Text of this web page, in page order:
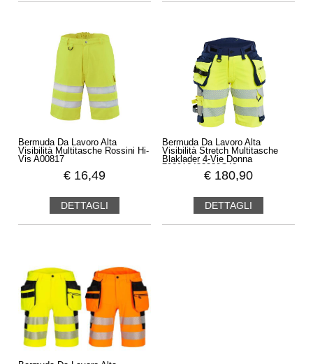
Bermuda Da Lavoro Alta
Visibilità Multitasche Rossini Hi-
Vis A00817
€ 16,49
DETTAGLI
Bermuda Da Lavoro Alta
Visibilità Stretch Multitasche
Blaklader 4-Vie Donna
€ 180,90
DETTAGLI